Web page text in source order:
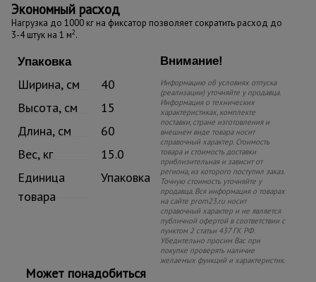
Экономный расход
Нагрузка до 1000 кг на фиксатор позволяет сократить расход до
3-4 штук на 1 м2.
Упаковка
Ширина, см
40
Высота, см
15
Длина, см
60
Вес, кг
15.0
Единица
товара
Упаковка
Внимание!
Информацию об условиях отпуска
(реализации) уточняйте у продавца.
Информация о технических
характеристиках, комплекте
поставки, стране изготовления и
внешнем виде товара носит
справочный характер. Стоимость
товара и стоимость доставки
приблизительная и зависит от
региона, из которого поступил заказ.
Точную стоимость уточняйте у
продавца. Вся информация о товарах
на сайте prom23.ru носит
справочный характер и не является
публичной офертой в соответствии с
пунктом 2 статьи 437 ГК РФ.
Убедительно просим Вас при
покупке проверять наличие
желаемых функций и характеристик.
Может понадобиться